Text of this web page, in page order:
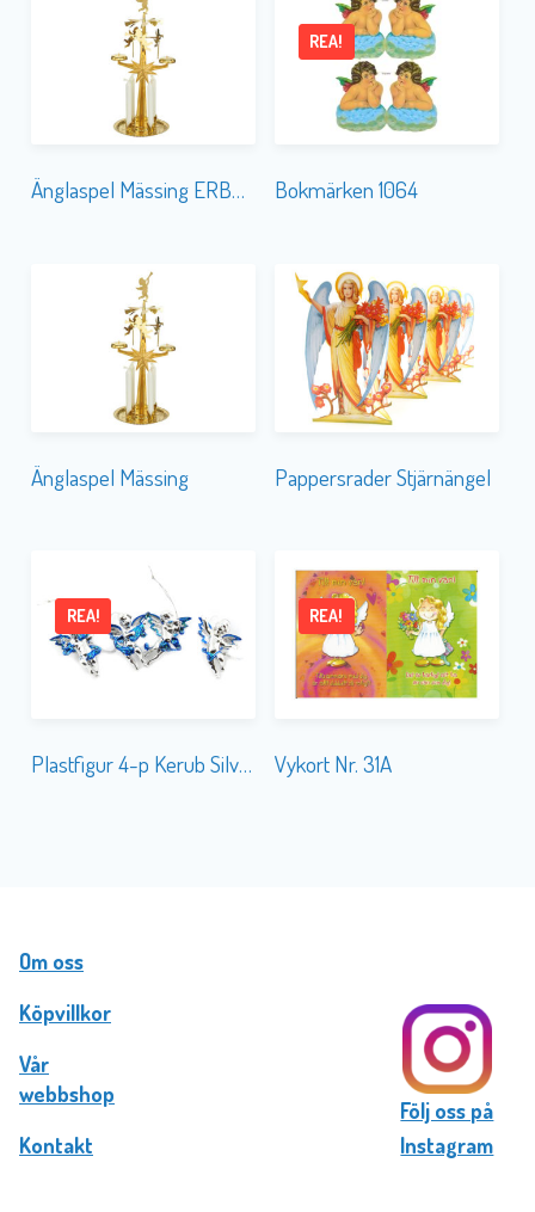
Änglaspel Mässing ERBJUDANDE Bokmärken 1064
REA!
Änglaspel Mässing Pappersrader Stjärnängel
Plastfigur 4-p Kerub Silver
REA!
Vykort Nr. 31A
REA!
Om oss
Köpvillkor
Vår
webbshop
Kontakt
Följ oss på
Instagram